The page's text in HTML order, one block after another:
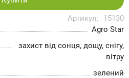
Артикул:
15130
Agro Star
захист від сонця, дощу, снігу,
вітру
зелений